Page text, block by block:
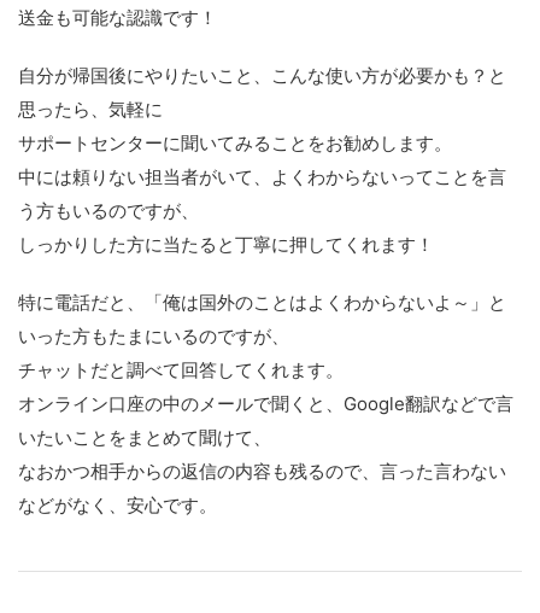
送金も可能な認識です！
自分が帰国後にやりたいこと、こんな使い方が必要かも？と
思ったら、気軽に
サポートセンターに聞いてみることをお勧めします。
中には頼りない担当者がいて、よくわからないってことを言
う方もいるのですが、
しっかりした方に当たると丁寧に押してくれます！
特に電話だと、「俺は国外のことはよくわからないよ～」と
いった方もたまにいるのですが、
チャットだと調べて回答してくれます。
オンライン口座の中のメールで聞くと、Google翻訳などで言
いたいことをまとめて聞けて、
なおかつ相手からの返信の内容も残るので、言った言わない
などがなく、安心です。